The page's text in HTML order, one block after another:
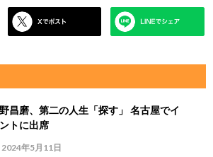
昌磨、第二の人生「探す」 名古屋でイ
トに出席
2024年5月11日